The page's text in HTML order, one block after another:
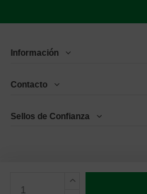
Información
Contacto
Sellos de Confianza